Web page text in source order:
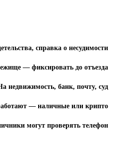
справка о несудимости
— фиксировать до отъезда
недвижимость, банк, почту, суд
— наличные или крипто
могут проверять телефон